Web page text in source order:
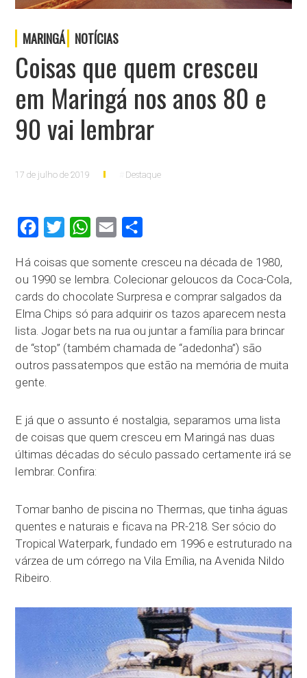
MARINGÁ NOTÍCIAS
Coisas que quem cresceu
em Maringá nos anos 80 e
90 vai lembrar
17 de julho de 2019 Destaque
FacebookTwitter WhatsApp
Email
Há coisas que somente cresceu na década de 1980,
ou 1990 se lembra. Colecionar geloucos da Coca-Cola,
cards do chocolate Surpresa e comprar salgados da
Elma Chips só para adquirir os tazos aparecem nesta
lista. Jogar bets na rua ou juntar a família para brincar
de “stop” (também chamada de “adedonha”) são
outros passatempos que estão na memória de muita
gente.
E já que o assunto é nostalgia, separamos uma lista
de coisas que quem cresceu em Maringá nas duas
últimas décadas do século passado certamente irá se
lembrar. Confira:
Tomar banho de piscina no Thermas, que tinha águas
quentes e naturais e ficava na PR-218. Ser sócio do
Tropical Waterpark, fundado em 1996 e estruturado na
várzea de um córrego na Vila Emília, na Avenida Nildo
Ribeiro.